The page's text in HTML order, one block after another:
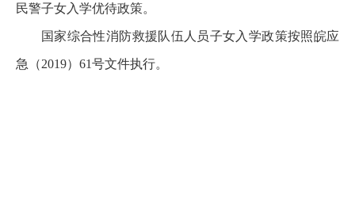
民警子女入学优待政策。
国家综合性消防救援队伍人员子女入学政策按照皖应
急（2019）61号文件执行。